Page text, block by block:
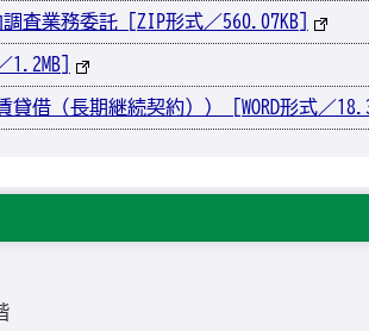
査業務委託 [ZIP形式／560.07KB]
借（長期継続契約）） [WORD形式／